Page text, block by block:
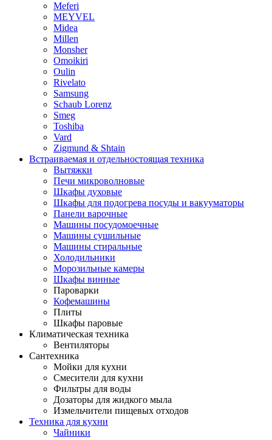
Meferi
MEYVEL
Midea
Millen
Monsher
Omoikiri
Oulin
Rivelato
Samsung
Schaub Lorenz
Smeg
Toshiba
Vard
Zigmund & Shtain
Встраиваемая и отдельностоящая техника
Вытяжки
Печи микроволновые
Шкафы духовые
Шкафы для подогрева посуды и вакууматоры
Панели варочные
Машины посудомоечные
Машины сушильные
Машины стиральные
Холодильники
Морозильные камеры
Шкафы винные
Пароварки
Кофемашины
Плиты
Шкафы паровые
Климатическая техника
Вентиляторы
Сантехника
Мойки для кухни
Смесители для кухни
Фильтры для воды
Дозаторы для жидкого мыла
Измельчители пищевых отходов
Техника для кухни
Чайники